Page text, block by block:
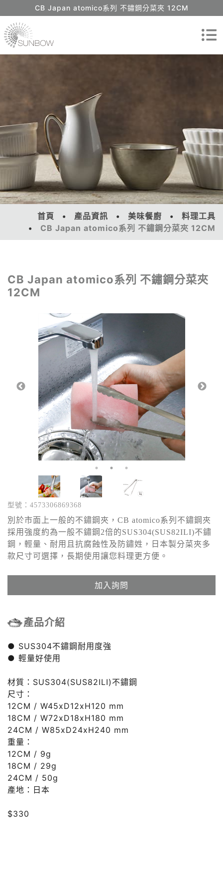
CB Japan atomico系列 不鏽鋼分菜夾 12CM
首頁 產品資訊 美味餐廚
料理工具
CB Japan atomico系列 不鏽鋼分菜夾 12CM
CB Japan atomico系列 不鏽鋼分菜夾
12CM
型號：4573306869368
別於市面上一般的不鏽鋼夾，CB atomico系列不鏽鋼夾
採用強度約為一般不鏽鋼2倍的SUS304(SUS82ILI)不鏽
鋼，輕量、耐用且抗腐蝕性及防鏽姓，日本製分菜夾多
款尺寸可選擇，長期使用讓您料理更方便。
加入詢問
產品介紹
● SUS304不鏽鋼耐用度強
● 輕量好使用
材質：SUS304(SUS82ILI)不鏽鋼
尺寸：
12CM / W45xD12xH120 mm
18CM / W72xD18xH180 mm
24CM / W85xD24xH240 mm
重量：
12CM / 9g
18CM / 29g
24CM / 50g
產地：日本
$330